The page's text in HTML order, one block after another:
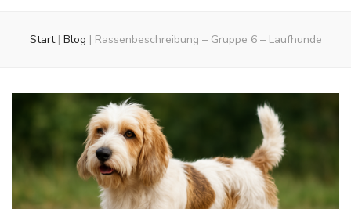
Start | Blog | Rassenbeschreibung – Gruppe 6 – Laufhunde